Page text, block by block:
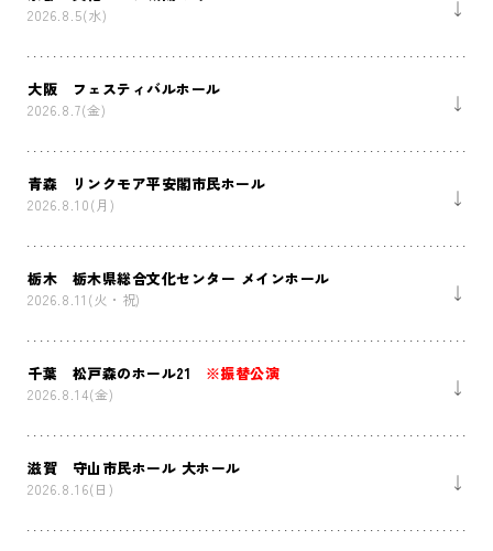
2026.8.5(水)
大阪 フェスティバルホール
2026.8.7(金)
青森 リンクモア平安閣市民ホール
2026.8.10(月)
栃木 栃木県総合文化センター メインホール
2026.8.11(火・祝)
千葉 松戸森のホール21 ※振替公演
2026.8.14(金)
滋賀 守山市民ホール 大ホール
2026.8.16(日)